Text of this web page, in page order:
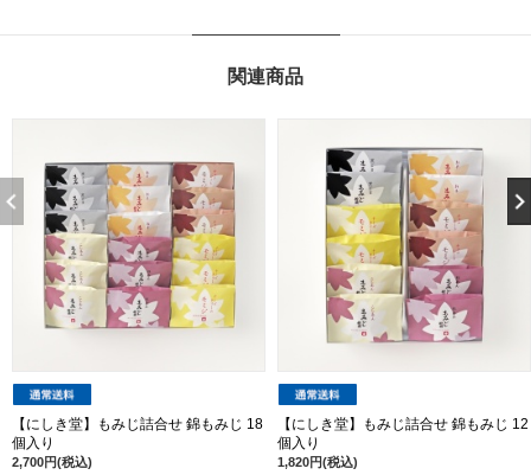
関連商品
【にしき堂】もみじ詰合せ 錦もみじ 18
個入り
2,700円(税込)
【にしき堂】もみじ詰合せ 錦もみじ 12
個入り
1,820円(税込)